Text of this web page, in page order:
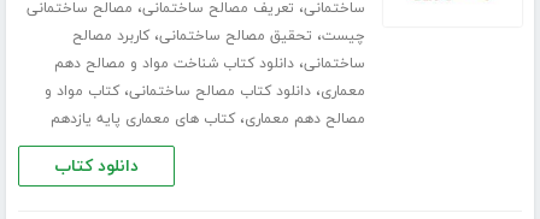
ساختمانی، تعریف مصالح ساختمانی، مصالح ساختمانی
چیست، تحقیق مصالح ساختمانی،کاربرد مصالح
ساختمانی،دانلود کتاب شناخت مواد و مصالح دهم
معماری،دانلود کتاب مصالح ساختمانی،کتاب مواد و
مصالح دهم معماری،کتاب های معماری پایه یازدهم
دانلود کتاب